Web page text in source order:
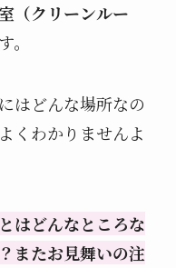
（クリーンルー
はどんな場所なの
くわかりませんよ
はどんなところな
またお見舞いの注